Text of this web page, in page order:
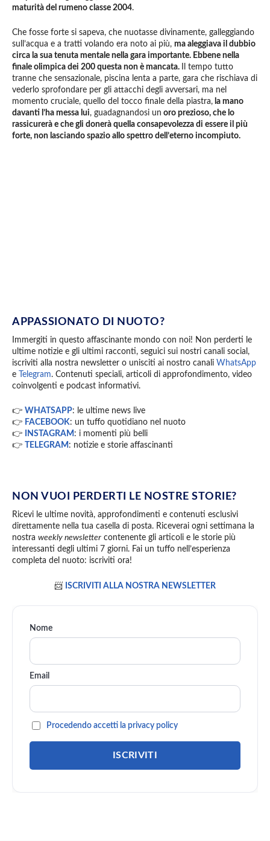
maturità del rumeno classe 2004.
Che fosse forte si sapeva, che nuotasse divinamente, galleggiando
sull’acqua e a tratti volando era noto ai più, ma aleggiava il dubbio
circa la sua tenuta mentale nella gara importante. Ebbene nella
finale olimpica dei 200 questa non è mancata.
Il tempo tutto
tranne che sensazionale, piscina lenta a parte, gara che rischiava di
vederlo sprofondare per gli attacchi degli avversari, ma nel
momento cruciale, quello del tocco finale della piastra, la mano
davanti l’ha messa lui, guadagnandosi un oro prezioso, che lo
rassicurerà e che gli donerà quella consapevolezza di essere il più
forte, non lasciando spazio allo spettro dell’eterno incompiuto.
APPASSIONATO DI NUOTO?
Immergiti in questo affascinante mondo con noi! Non perderti le
ultime notizie e gli ultimi racconti, seguici sui nostri canali social,
iscriviti alla nostra newsletter o unisciti ai nostro canali WhatsApp
e
Telegram. Contenuti speciali, articoli di approfondimento, video
coinvolgenti e podcast informativi.
👉 WHATSAPP: le ultime news live
👉 FACEBOOK: un tuffo quotidiano nel nuoto
👉
INSTAGRAM : i momenti più belli
👉
TELEGRAM : notizie e storie affascinanti
NON VUOI PERDERTI LE NOSTRE STORIE?
Ricevi le ultime novità, approfondimenti e contenuti esclusivi
direttamente nella tua casella di posta. Riceverai ogni settimana la
nostra weekly newsletter contenente gli articoli e le storie più
interessanti degli ultimi 7 giorni. Fai un tuffo nell’esperienza
completa del nuoto: iscriviti ora!
📨 ISCRIVITI ALLA NOSTRA NEWSLETTER
Nome
Email
Procedendo accetti la privacy policy